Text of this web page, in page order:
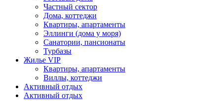
Частный сектор
Дома, коттеджи
Квартиры, апартаменты
Эллинги (дома у моря)
Санатории, пансионаты
Турбазы
Жилье VIP
Квартиры, апартаменты
Виллы, коттеджи
Активный отдых
Активный отдых